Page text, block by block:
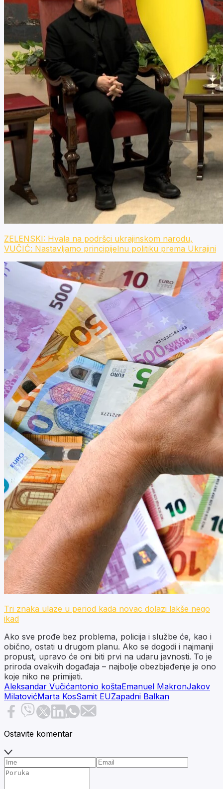
ZELENSKI: Hvala na podršci ukrajinskom narodu,
VUČIĆ: Nastavljamo principijelnu politiku prema Ukrajini
Tri znaka ulaze u period kada novac dolazi lakše nego
ikad
Ako sve prođe bez problema, policija i službe će, kao i
obično, ostati u drugom planu. Ako se dogodi i najmanji
propust, upravo će oni biti prvi na udaru javnosti. To je
priroda ovakvih događaja – najbolje obezbjeđenje je ono
koje niko ne primijeti.
Aleksandar Vučićantonio koštaEmanuel MakronJakov
MilatovićMarta KosSamit EUZapadni Balkan
Ostavite komentar